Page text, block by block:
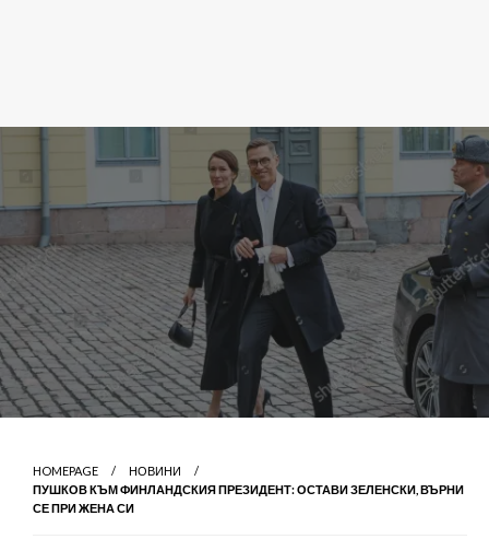
HOMEPAGE
НОВИНИ
ПУШКОВ КЪМ ФИНЛАНДСКИЯ ПРЕЗИДЕНТ: ОСТАВИ ЗЕЛЕНСКИ, ВЪРНИ
СЕ ПРИ ЖЕНА СИ